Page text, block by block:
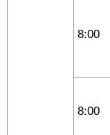
8:00
8:00